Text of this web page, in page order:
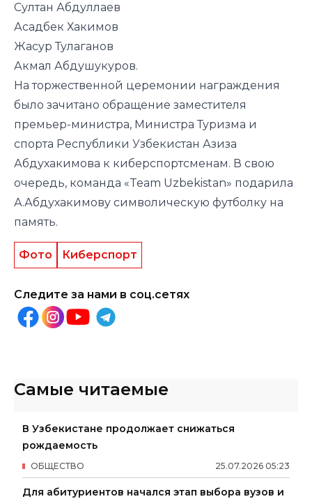
Султан Абдуллаев
Асадбек Хакимов
Жасур Тулаганов
Акмал Абдушукуров.
На торжественной церемонии награждения
было зачитано обращение заместителя
премьер-министра, Министра Туризма и
спорта Республики Узбекистан Азиза
Абдухакимова к киберспортсменам. В свою
очередь, команда «Team Uzbekistan» подарила
А.Абдухакимову символическую футболку на
память.
Фото Киберспорт
Следите за нами в соц.сетях
Самые читаемые
В Узбекистане продолжает снижаться
рождаемость
25.07.2026 05:23
ОБЩЕСТВО
Для абитуриентов начался этап выбора вузов и